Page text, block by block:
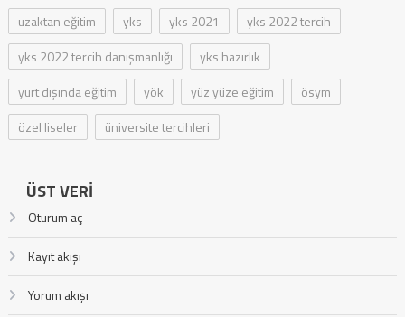
uzaktan eğitim
yks yks 2021
yks 2022 tercih
yks 2022 tercih danışmanlığı
yks hazırlık
yurt dışında eğitim
yök yüz yüze eğitim
ösym
özel liseler
üniversite tercihleri
ÜST VERI
Oturum aç
Kayıt akışı
Yorum akışı